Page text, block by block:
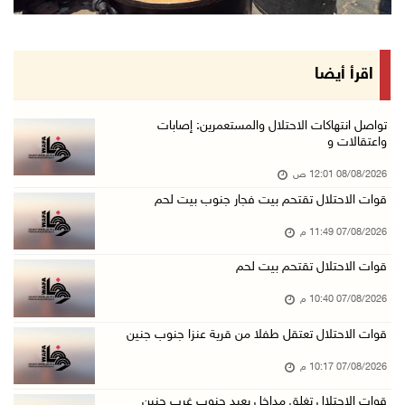
الاحتلال يعيق تنقل المواطنين ويقتحم بلدات شرق ...
إصابة مواطنين في اعتداء للمستعمرين في بيت دجن
نادي الأسير: تجديد أمرَ منع زيارات الأسرى إجر ...
مستعمرون يهاجمون قرية أبو نجيم ويصيبون مواطني ...
07/آب/2026 08:08 م
مستعمرون يهاجمون مساكن المواطنين في خربة الحم ...
07/آب/2026 07:09 م
بعد تجديد منع زيارات المعتقلين: أبو الحمص يدع ...
اقرأ أيضا
تواصل انتهاكات الاحتلال والمستعمرين: إصابات
واعتقالات و
08/08/2026 12:01 ص
قوات الاحتلال تقتحم بيت فجار جنوب بيت لحم
07/08/2026 11:49 م
قوات الاحتلال تقتحم بيت لحم
07/08/2026 10:40 م
قوات الاحتلال تعتقل طفلا من قرية عنزا جنوب جنين
07/08/2026 10:17 م
قوات الاحتلال تغلق مداخل يعبد جنوب غرب جنين